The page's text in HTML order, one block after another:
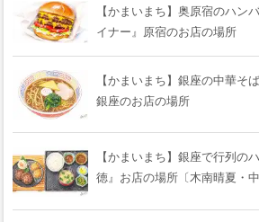
【かまいまち】奥原宿のハン
イナー』原宿のお店の場所
【かまいまち】銀座の中華そ
銀座のお店の場所
【かまいまち】銀座で行列の
徳』お店の場所〔木南晴夏・